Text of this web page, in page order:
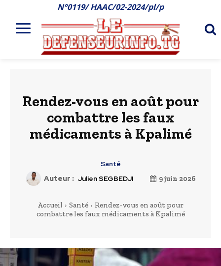
N°0119/ HAAC/02-2024/pl/p
Rendez-vous en août pour
combattre les faux
médicaments à Kpalimé
Santé
Auteur : Julien SEGBEDJI 9 juin 2026
Accueil Santé
Rendez-vous en août pour
combattre les faux médicaments à Kpalimé